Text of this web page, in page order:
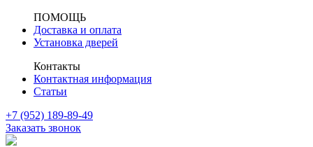
ПОМОЩЬ
Доставка и оплата
Установка дверей
Контакты
Контактная информация
Статьи
+7 (952) 189-89-49
Заказать звонок